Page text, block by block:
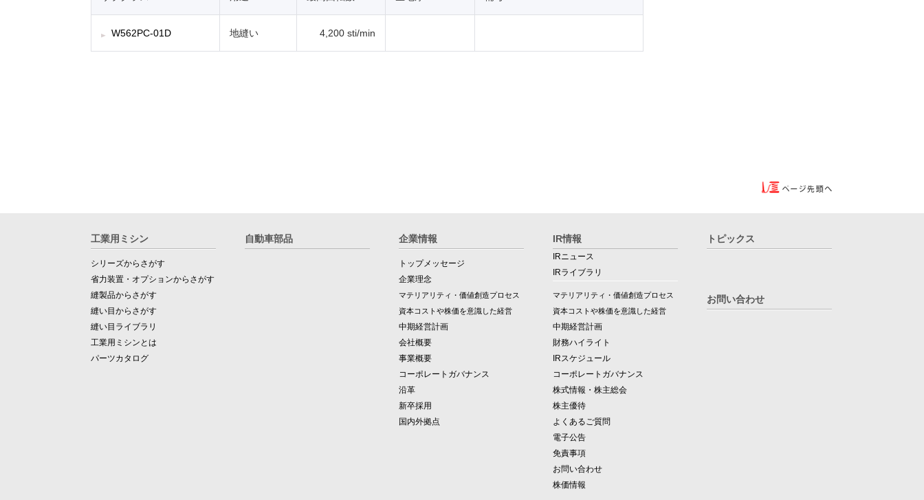
W562PC-01D 地縫い 4,200 sti/min
工業用ミシン
シリーズからさがす
省力装置・オプションからさがす
縫製品からさがす
縫い目からさがす
縫い目ライブラリ
工業用ミシンとは
パーツカタログ
自動車部品 企業情報
トップメッセージ
企業理念
マテリアリティ・価値創造プロセス
資本コストや株価を意識した経営
中期経営計画
会社概要
事業概要
コーポレートガバナンス
沿革
新卒採用
国内外拠点
IR情報
IRニュース
IRライブラリ
マテリアリティ・価値創造プロセス
資本コストや株価を意識した経営
中期経営計画
財務ハイライト
IRスケジュール
コーポレートガバナンス
株式情報・株主総会
株主優待
よくあるご質問
電子公告
免責事項
お問い合わせ
株価情報
トピックス
お問い合わせ